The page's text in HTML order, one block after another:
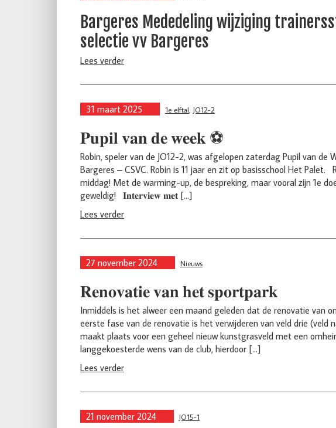
Bargeres Mededeling wijziging
selectie vv Bargeres
Lees verder
31 maart 2025 1e elftal JO12-2
𝐏𝐮𝐩𝐢𝐥 𝐯𝐚𝐧 𝐝𝐞 𝐰𝐞𝐞𝐤 ⚽️
Robin, speler van de JO12-2, was afgelopen zaterdag Pupil van de
Bargeres – CSVC. Robin is 11 jaar en zit op basisschool Het
middag! Met de warming-up, de bespreking, maar vooral zijn 1e
geweldig! 𝐈𝐧𝐭𝐞𝐫𝐯𝐢𝐞𝐰 𝐦𝐞𝐭 […]
Lees verder
27 november 2024 Nieuws
𝐑𝐞𝐧𝐨𝐯𝐚𝐭𝐢𝐞 𝐯𝐚𝐧 𝐡𝐞𝐭 𝐬𝐩𝐨𝐫𝐭𝐩𝐚𝐫𝐤
Inmiddels is het alweer een maand geleden dat de renovatie van
eerste fase van de renovatie is het verwijderen van veld drie (veld
maakt plaats voor een geheel nieuw kunstgrasveld met een
langgekoesterde wens van de club, hierdoor […]
Lees verder
21 november 2024 JO15-1